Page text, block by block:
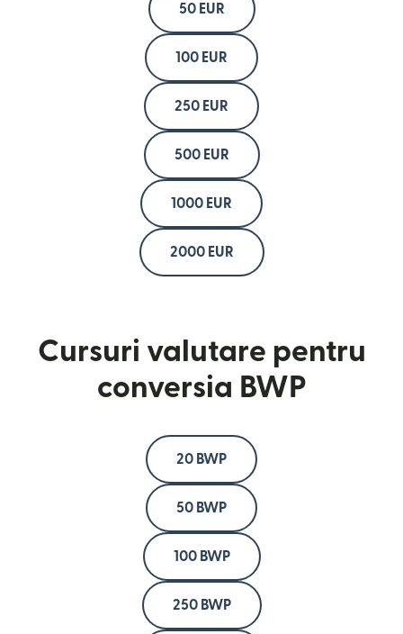
50 EUR
100 EUR
250 EUR
500 EUR
1000 EUR
2000 EUR
Cursuri valutare pentru
conversia BWP
20 BWP
50 BWP
100 BWP
250 BWP